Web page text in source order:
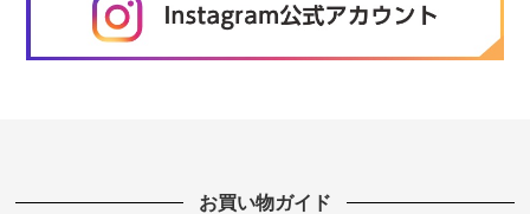
お買い物ガイド